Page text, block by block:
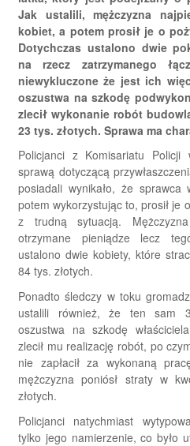
Jak ustalili, mężczyzna
kobiet, a potem prosił je o
Dotychczas ustalono dwie
na rzecz zatrzymanego
niewykluczone że jest ich
oszustwa na szkodę
zlecił wykonanie robót
23 tys. złotych. Sprawa ma
Policjanci z Komisariatu
sprawą dotyczącą
posiadali wynikało, że sprawca
potem wykorzystując to, prosił je
z trudną sytuacją.
otrzymane pieniądze lecz
ustalono dwie kobiety, które
84 tys. złotych.
Ponadto śledczy w toku
ustalili również, że ten sam
oszustwa na szkodę
zlecił mu realizację robót, po
nie zapłacił za wykonaną
mężczyzna poniósł straty w
złotych.
Policjanci natychmiast
tylko jego namierzenie, co było